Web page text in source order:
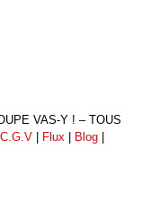
VAS-Y ! – TOUS
C.G.V Flux Blog